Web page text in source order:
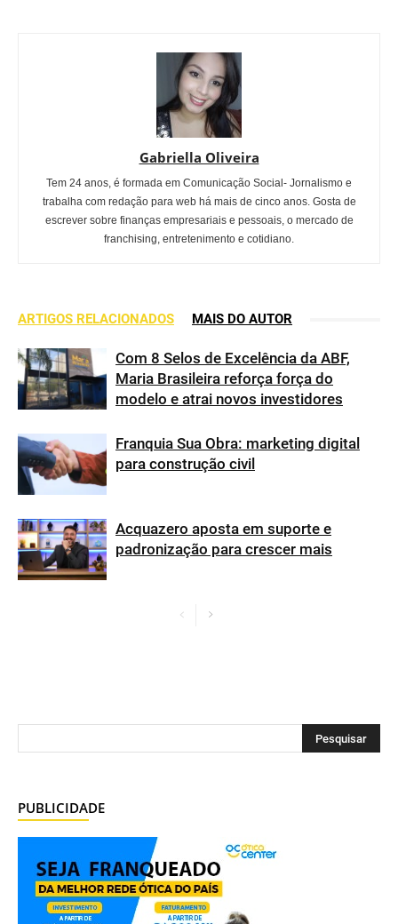
Gabriella Oliveira
Tem 24 anos, é formada em Comunicação Social- Jornalismo e
trabalha com redação para web há mais de cinco anos. Gosta de
escrever sobre finanças empresariais e pessoais, o mercado de
franchising, entretenimento e cotidiano.
ARTIGOS RELACIONADOS MAIS DO AUTOR
Com 8 Selos de Excelência da ABF,
Maria Brasileira reforça força do
modelo e atrai novos investidores
Franquia Sua Obra: marketing digital
para construção civil
Acquazero aposta em suporte e
padronização para crescer mais
PUBLICIDADE